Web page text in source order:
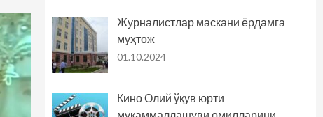
Журналистлар маскани ёрдамга
муҳтож
01.10.2024
Кино Олий ўқув юрти